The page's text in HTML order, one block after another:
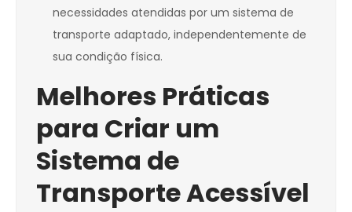
necessidades atendidas por um sistema de
transporte adaptado, independentemente de
sua condição física.
Melhores Práticas
para Criar um
Sistema de
Transporte Acessível